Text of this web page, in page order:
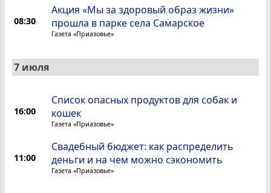
08:30
Акция «Мы за здоровый образ жизни»
прошла в парке села Самарское
Газета «Приазовье»
7 июля
16:00
Список опасных продуктов для собак и
кошек
Газета «Приазовье»
11:00
Свадебный бюджет: как распределить
деньги и на чем можно сэкономить
Газета «Приазовье»